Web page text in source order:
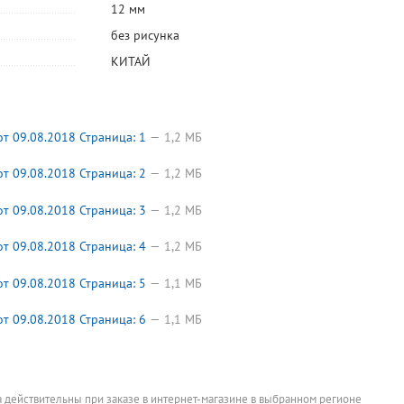
переплете,
коричневый,
тонированный
золотисты
770
Планинг недат.
пластик, BG,
"Минимум
блок, отд.
239
12 мм
без рисунка
КИТАЙ
09.08.2018 Страница: 1 1,2 МБ
09.08.2018 Страница: 2 1,2 МБ
09.08.2018 Страница: 3 1,2 МБ
09.08.2018 Страница: 4 1,2 МБ
09.08.2018 Страница: 5 1,1 МБ
09.08.2018 Страница: 6 1,1 МБ
действительны при заказе в интернет-магазине в выбранном регионе